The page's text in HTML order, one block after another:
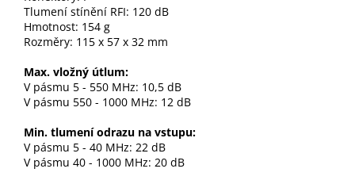
Tlumení stínění RFI: 120 dB
Hmotnost: 154 g
Rozměry: 115 x 57 x 32 mm
Max. vložný útlum:
V pásmu 5 - 550 MHz: 10,5 dB
V pásmu 550 - 1000 MHz: 12 dB
Min. tlumení odrazu na vstupu:
V pásmu 5 - 40 MHz: 22 dB
V pásmu 40 - 1000 MHz: 20 dB